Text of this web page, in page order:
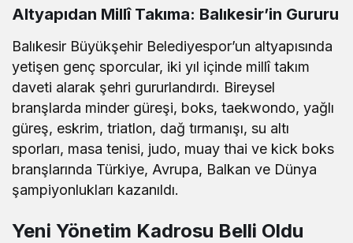
Altyapıdan Millî Takıma: Balıkesir’in Gururu
Balıkesir Büyükşehir Belediyespor’un altyapısında
yetişen genç sporcular, iki yıl içinde millî takım
daveti alarak şehri gururlandırdı. Bireysel
branşlarda minder güreşi, boks, taekwondo, yağlı
güreş, eskrim, triatlon, dağ tırmanışı, su altı
sporları, masa tenisi, judo, muay thai ve kick boks
branşlarında Türkiye, Avrupa, Balkan ve Dünya
şampiyonlukları kazanıldı.
Yeni Yönetim Kadrosu Belli Oldu